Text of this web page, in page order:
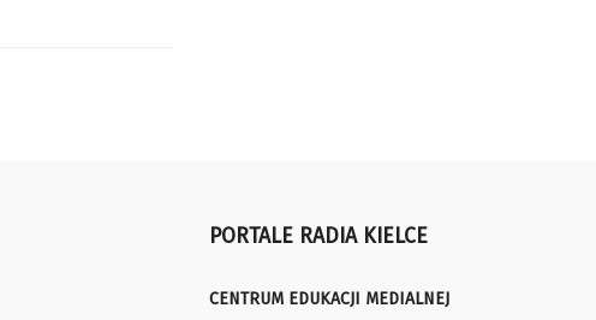
PORTALE RADIA KIELCE
CENTRUM EDUKACJI MEDIALNEJ